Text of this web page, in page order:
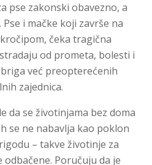
pse zakonski obavezno, a
i mačke koji završe na
čeka tragična
od prometa, bolesti i
već preopterećenih
zajednica.
da se životinjama bez doma
se ne nabavlja kao poklon
– takve životinje za
odbačene. Poručuju da je